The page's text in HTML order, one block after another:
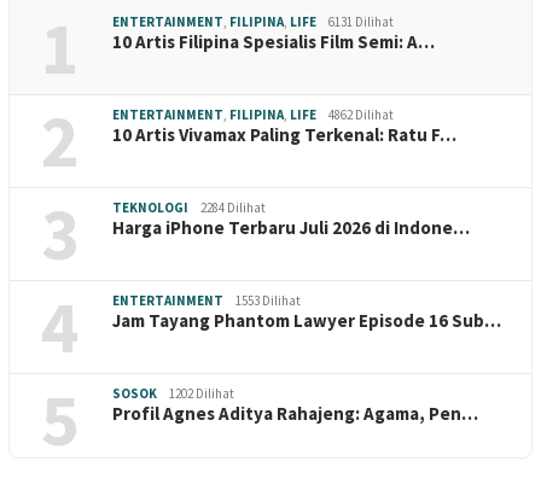
1 ENTERTAINMENT FILIPINA LIFE 6131 Dilihat
10 Artis Filipina Spesialis Film Semi: A…
2 ENTERTAINMENT FILIPINA LIFE 4862 Dilihat
10 Artis Vivamax Paling Terkenal: Ratu F…
3 TEKNOLOGI 2284 Dilihat
Harga iPhone Terbaru Juli 2026 di Indone…
4 ENTERTAINMENT 1553 Dilihat
Jam Tayang Phantom Lawyer Episode 16 Sub…
5 SOSOK 1202 Dilihat
Profil Agnes Aditya Rahajeng: Agama, Pen…